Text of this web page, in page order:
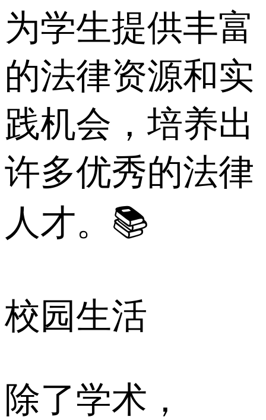
为学生提供丰富
的法律资源和实
践机会，培养出
许多优秀的法律
人才。📚
校园生活
除了学术，